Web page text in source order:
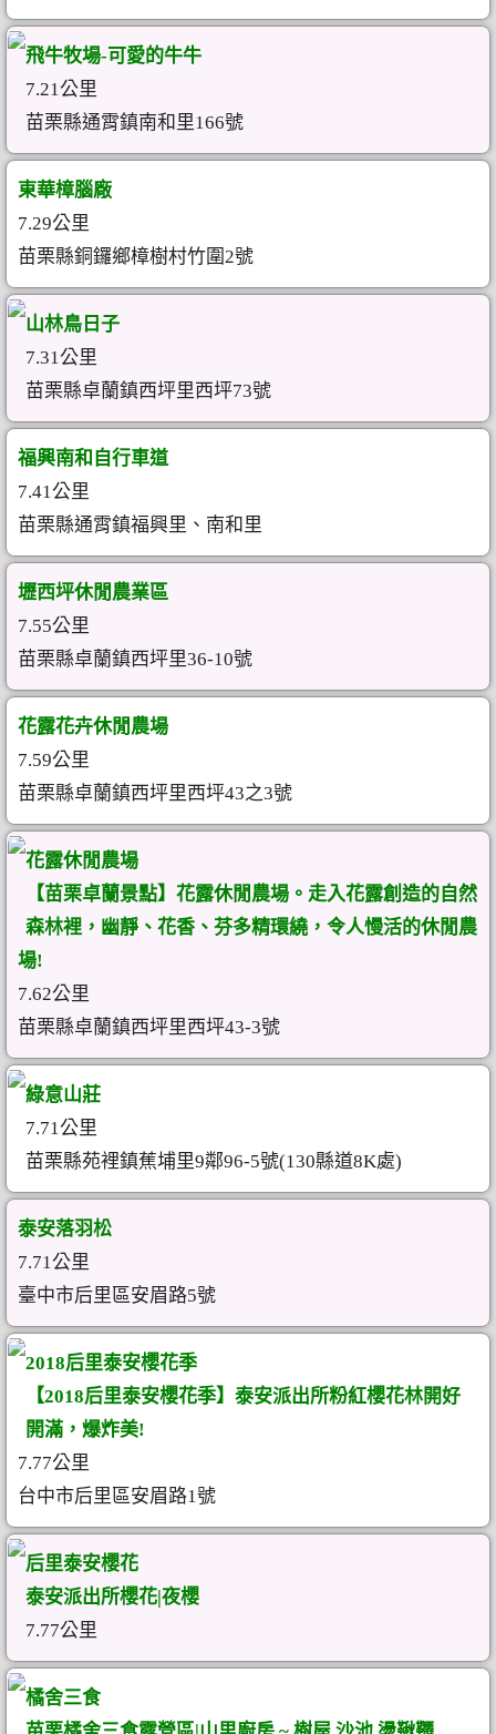
飛牛牧場-可愛的牛牛
7.21公里
苗栗縣通霄鎮南和里166號
東華樟腦廠
7.29公里
苗栗縣銅鑼鄉樟樹村竹圍2號
山林鳥日子
7.31公里
苗栗縣卓蘭鎮西坪里西坪73號
福興南和自行車道
7.41公里
苗栗縣通霄鎮福興里、南和里
壢西坪休閒農業區
7.55公里
苗栗縣卓蘭鎮西坪里36-10號
花露花卉休閒農場
7.59公里
苗栗縣卓蘭鎮西坪里西坪43之3號
花露休閒農場
【苗栗卓蘭景點】花露休閒農場。走入花露創造的自然
森林裡，幽靜、花香、芬多精環繞，令人慢活的休閒農
場!
7.62公里
苗栗縣卓蘭鎮西坪里西坪43-3號
綠意山莊
7.71公里
苗栗縣苑裡鎮蕉埔里9鄰96-5號(130縣道8K處)
泰安落羽松
7.71公里
臺中市后里區安眉路5號
2018后里泰安櫻花季
【2018后里泰安櫻花季】泰安派出所粉紅櫻花林開好
開滿，爆炸美!
7.77公里
台中市后里區安眉路1號
后里泰安櫻花
泰安派出所櫻花|夜櫻
7.77公里
橘舍三食